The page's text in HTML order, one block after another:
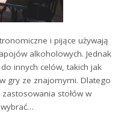
i pijące używają
alkoholowych. Jednak
innych celów, takich jak
gry ze znajomymi. Dlatego
stołów w